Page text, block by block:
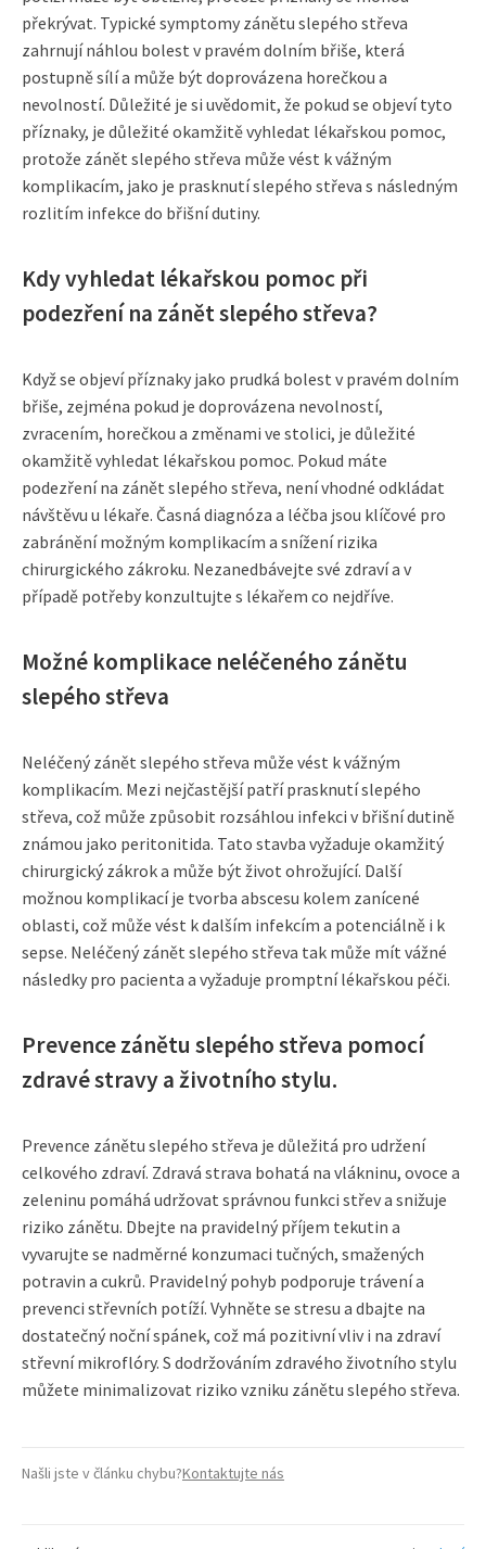
překrývat. Typické symptomy zánětu slepého střeva
zahrnují náhlou bolest v pravém dolním břiše, která
postupně sílí a může být doprovázena horečkou a
nevolností. Důležité je si uvědomit, že pokud se objeví tyto
příznaky, je důležité okamžitě vyhledat lékařskou pomoc,
protože zánět slepého střeva může vést k vážným
komplikacím, jako je prasknutí slepého střeva s následným
rozlitím infekce do břišní dutiny.
Kdy vyhledat lékařskou pomoc při
podezření na zánět slepého střeva?
Když se objeví příznaky jako prudká bolest v pravém dolním
břiše, zejména pokud je doprovázena nevolností,
zvracením, horečkou a změnami ve stolici, je důležité
okamžitě vyhledat lékařskou pomoc. Pokud máte
podezření na zánět slepého střeva, není vhodné odkládat
návštěvu u lékaře. Časná diagnóza a léčba jsou klíčové pro
zabránění možným komplikacím a snížení rizika
chirurgického zákroku. Nezanedbávejte své zdraví a v
případě potřeby konzultujte s lékařem co nejdříve.
Možné komplikace neléčeného zánětu
slepého střeva
Neléčený zánět slepého střeva může vést k vážným
komplikacím. Mezi nejčastější patří prasknutí slepého
střeva, což může způsobit rozsáhlou infekci v břišní dutině
známou jako peritonitida. Tato stavba vyžaduje okamžitý
chirurgický zákrok a může být život ohrožující. Další
možnou komplikací je tvorba abscesu kolem zanícené
oblasti, což může vést k dalším infekcím a potenciálně i k
sepse. Neléčený zánět slepého střeva tak může mít vážné
následky pro pacienta a vyžaduje promptní lékařskou péči.
Prevence zánětu slepého střeva pomocí
zdravé stravy a životního stylu.
Prevence zánětu slepého střeva je důležitá pro udržení
celkového zdraví. Zdravá strava bohatá na vlákninu, ovoce a
zeleninu pomáhá udržovat správnou funkci střev a snižuje
riziko zánětu. Dbejte na pravidelný příjem tekutin a
vyvarujte se nadměrné konzumaci tučných, smažených
potravin a cukrů. Pravidelný pohyb podporuje trávení a
prevenci střevních potíží. Vyhněte se stresu a dbajte na
dostatečný noční spánek, což má pozitivní vliv i na zdraví
střevní mikroflóry. S dodržováním zdravého životního stylu
můžete minimalizovat riziko vzniku zánětu slepého střeva.
Našli jste v článku chybu?Kontaktujte nás